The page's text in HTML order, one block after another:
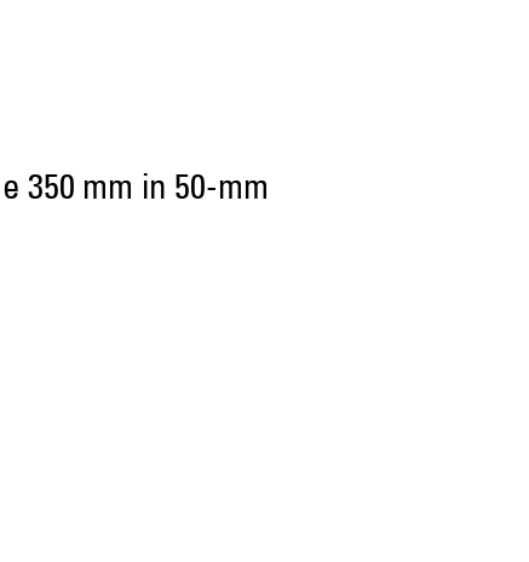
mm in 50-mm